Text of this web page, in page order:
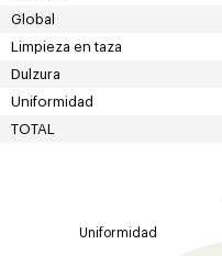
Global
Limpieza en taza
Dulzura
Uniformidad
TOTAL
Uniformidad